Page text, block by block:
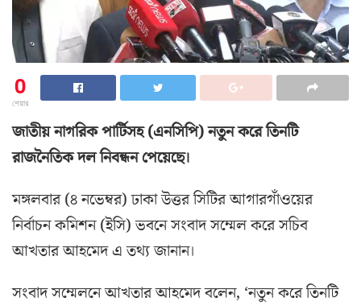
0
শেয়ার
জাতীয় নাগরিক পার্টিসহ (এনসিপি) নতুন করে তিনটি
রাজনৈতিক দল নিবন্ধন পেয়েছে।
মঙ্গলবার (৪ নভেম্বর) ঢাকা উত্তর সিটির আগারগাঁওয়ের
নির্বাচন কমিশন (ইসি) ভবনে সংবাদ সম্মেল করে সচিব
আখতার আহমেদ এ তথ্য জানান।
সংবাদ সম্মেলনে আখতার আহমেদ বলেন, ‘নতুন করে তিনটি